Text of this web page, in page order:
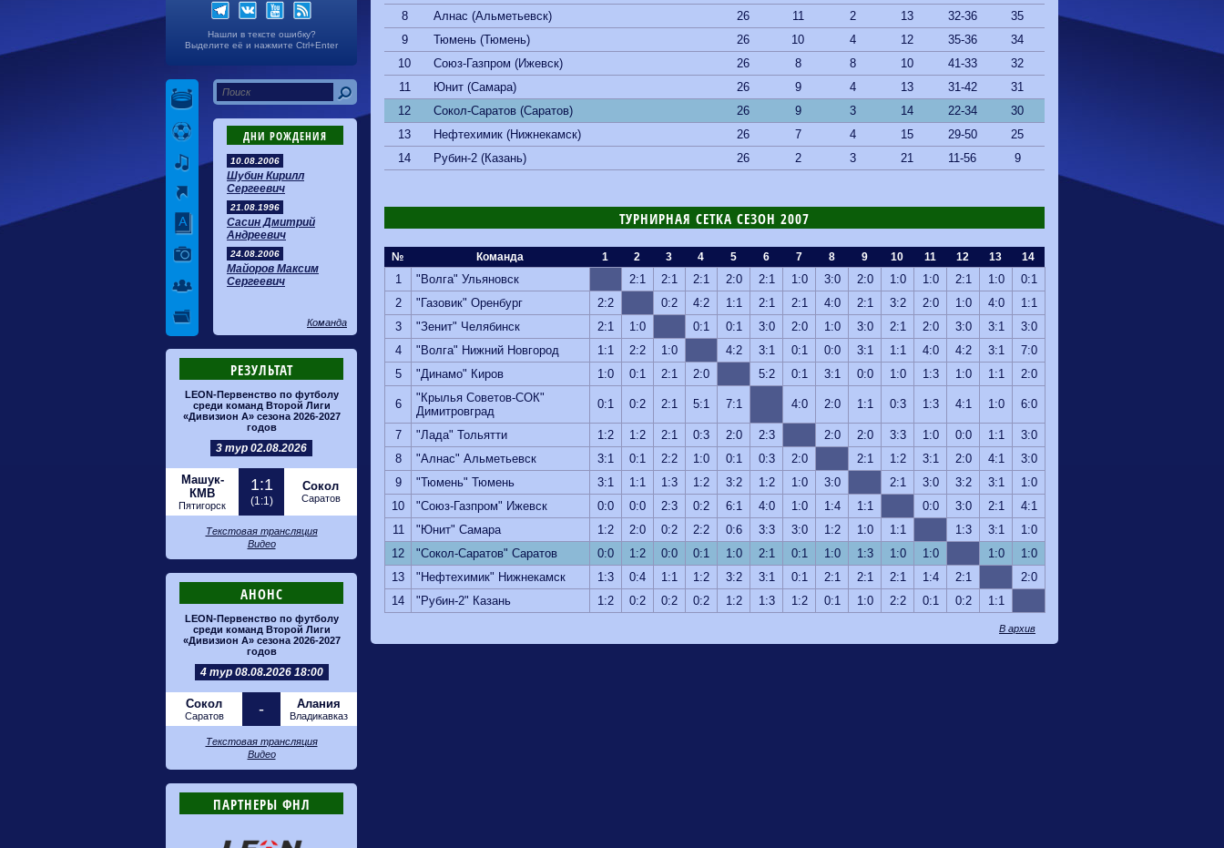
Нашли в тексте ошибку?
Выделите её и нажмите Ctrl+Enter
ДНИ РОЖДЕНИЯ
10.08.2006
Шубин Кирилл
Сергеевич
21.08.1996
Сасин Дмитрий
Андреевич
24.08.2006
Майоров Максим
Сергеевич
Команда
РЕЗУЛЬТАТ
LEON-Первенство по футболу
среди команд Второй Лиги
«Дивизион А» сезона 2026-2027
годов
3 тур 02.08.2026
Машук-
КМВ
Пятигорск
1:1
(1:1)
Сокол
Саратов
Текстовая трансляция
Видео
АНОНС
LEON-Первенство по футболу
среди команд Второй Лиги
«Дивизион А» сезона 2026-2027
годов
4 тур 08.08.2026 18:00
Сокол
Саратов - Алания
Владикавказ
Текстовая трансляция
Видео
ПАРТНЕРЫ ФНЛ
8
Алнас (Альметьевск) 26 11 2 13 32-36
35
9
Тюмень (Тюмень) 26 10 4 12 35-36
34
10
Союз-Газпром (Ижевск) 26 8 8 10 41-33
32
11
Юнит (Самара) 26 9 4 13 31-42
31
12
Сокол-Саратов (Саратов) 26 9 3 14 22-34
30
13
Нефтехимик (Нижнекамск) 26 7 4 15 29-50
25
14
Рубин-2 (Казань) 26 2 3 21 11-56 9
ТУРНИРНАЯ СЕТКА СЕЗОН 2007
№ Команда 1 2 3 4 5 6 7 8 9 10 11 12 13 14
1 "Волга" Ульяновск 2:1 2:1 2:1 2:0 2:1 1:0 3:0 2:0 1:0 1:0 2:1 1:0
0:1
2
"Газовик" Оренбург 2:2 0:2 4:2 1:1 2:1 2:1 4:0 2:1 3:2 2:0 1:0 4:0
1:1
3
"Зенит" Челябинск 2:1 1:0 0:1 0:1 3:0 2:0 1:0 3:0 2:1 2:0 3:0 3:1
3:0
4
"Волга" Нижний Новгород 1:1 2:2 1:0 4:2 3:1 0:1 0:0 3:1 1:1 4:0 4:2 3:1
7:0
5
"Динамо" Киров 1:0 0:1 2:1 2:0 5:2 0:1 3:1 0:0 1:0 1:3 1:0 1:1 2:0
6
"Крылья Советов-СОК"
Димитровград
0:1 0:2 2:1 5:1 7:1 4:0 2:0 1:1 0:3 1:3 4:1 1:0 6:0
7 "Лада" Тольятти 1:2 1:2 2:1 0:3 2:0 2:3 2:0 2:0 3:3 1:0 0:0 1:1
3:0
8
"Алнас" Альметьевск 3:1 0:1 2:2 1:0 0:1 0:3 2:0 2:1 1:2 3:1 2:0 4:1
3:0
9
"Тюмень" Тюмень 3:1 1:1 1:3 1:2 3:2 1:2 1:0 3:0 2:1 3:0 3:2 3:1
1:0
10
"Союз-Газпром" Ижевск 0:0 0:0 2:3 0:2 6:1 4:0 1:0 1:4 1:1 0:0 3:0 2:1
4:1
11
"Юнит" Самара 1:2 2:0 0:2 2:2 0:6 3:3 3:0 1:2 1:0 1:1 1:3 3:1
1:0
12
"Сокол-Саратов" Саратов 0:0 1:2 0:0 0:1 1:0 2:1 0:1 1:0 1:3 1:0 1:0 1:0
1:0
13
"Нефтехимик" Нижнекамск 1:3 0:4 1:1 1:2 3:2 3:1 0:1 2:1 2:1 2:1 1:4 2:1
2:0
14
"Рубин-2" Казань 1:2 0:2 0:2 0:2 1:2 1:3 1:2 0:1 1:0 2:2 0:1 0:2 1:1
В архив